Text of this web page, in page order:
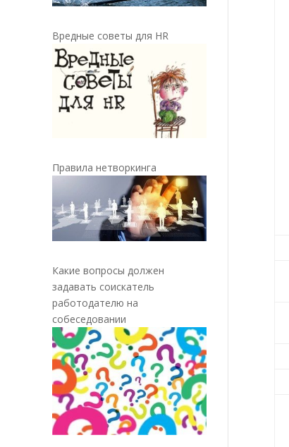
Вредные советы для HR
Правила нетворкинга
Какие вопросы должен
задавать соискатель
работодателю на
собеседовании